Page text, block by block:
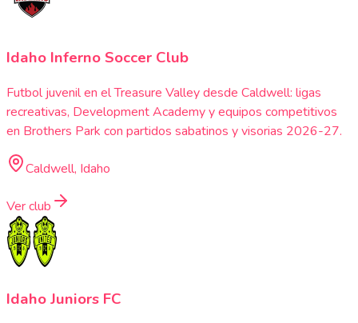
Idaho Inferno Soccer Club
Futbol juvenil en el Treasure Valley desde Caldwell: ligas
recreativas, Development Academy y equipos competitivos
en Brothers Park con partidos sabatinos y visorias 2026-27.
Caldwell, Idaho
Ver club
Idaho Juniors FC